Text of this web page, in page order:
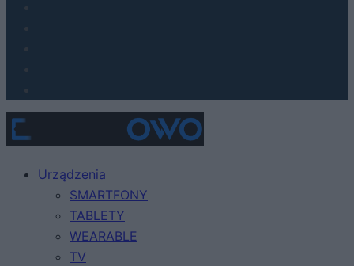
Urządzenia
SMARTFONY
TABLETY
WEARABLE
TV